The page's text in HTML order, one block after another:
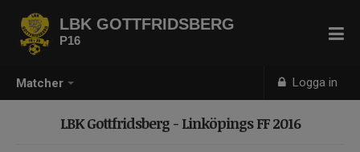
Matcher Logga in
LBK GOTTFRIDSBERG
P16
LBK Gottfridsberg - Linköpings FF 2016